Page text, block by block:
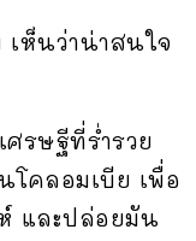
เห็นว่าน่าสนใจ
ศรษฐีที่ร่ำรวย
คลอมเบีย เพื่อ
และปล่อยมัน